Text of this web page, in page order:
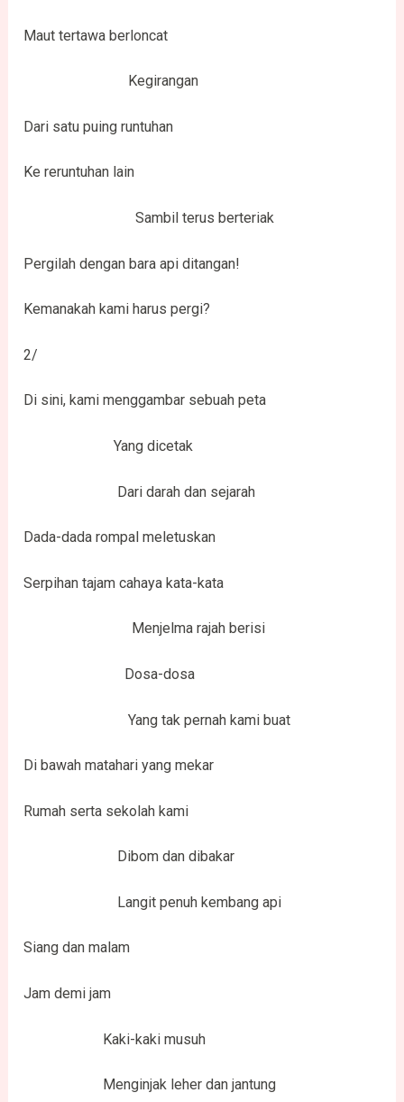
Maut tertawa berloncat
Kegirangan
Dari satu puing runtuhan
Ke reruntuhan lain
Sambil terus berteriak
Pergilah dengan bara api ditangan!
Kemanakah kami harus pergi?
2/
Di sini, kami menggambar sebuah peta
Yang dicetak
Dari darah dan sejarah
Dada-dada rompal meletuskan
Serpihan tajam cahaya kata-kata
Menjelma rajah berisi
Dosa-dosa
Yang tak pernah kami buat
Di bawah matahari yang mekar
Rumah serta sekolah kami
Dibom dan dibakar
Langit penuh kembang api
Siang dan malam
Jam demi jam
Kaki-kaki musuh
Menginjak leher dan jantung